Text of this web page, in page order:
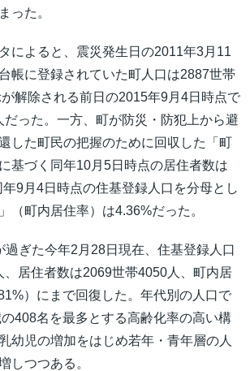
った。
によると、震災発生日の2011年3月11
帳に登録されていた町人口は2887世帯
解除される前日の2015年9月4日時点で
だった。一方、町が防災・防犯上から避
した町民の把握のために回収した「町
基づく同年10月5日時点の居住者数は
9月4日時点の住基登録人口を分母とし
（町内居住率）は4.36%だった。
過ぎた今年2月28日現在、住基登録人口
、居住者数は2069世帯4050人、町内居
）にまで回復した。年代別の人口で
408名を最多とする高齢化率の高い構
幼児の増加をはじめ若年・青年層の人
しつつある。